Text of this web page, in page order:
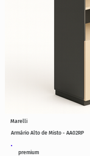
premium
Armário Alto de Misto - AA02RP
Marelli